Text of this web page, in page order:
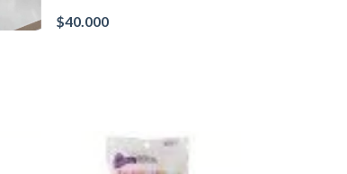
$40.000